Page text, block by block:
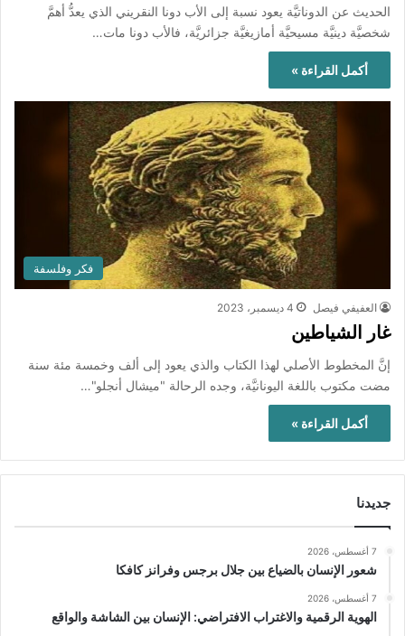
الحديث عن الدوناتيَّة يعود نسبة إلى الأب دونا النقريني الذي يعدُّ أهمَّ
شخصيَّة دينيَّة مسيحيَّة أمازيغيَّة جزائريَّة، فالأب دونا مات…
أكمل القراءة »
فكر وفلسفة
العفيفي فيصل 4 ديسمبر، 2023
غار الشياطين
إنَّ المخطوط الأصلي لهذا الكتاب والذي يعود إلى ألف وخمسة مئة سنة
مضت مكتوب باللغة اليونانيَّة، وجده الرحالة "ميشال أنجلو"…
أكمل القراءة »
جديدنا
7 أغسطس، 2026
شعور الإنسان بالضياع بين جلال برجس وفرانز كافكا
7 أغسطس، 2026
الهوية الرقمية والاغتراب الافتراضي: الإنسان بين الشاشة والواقع